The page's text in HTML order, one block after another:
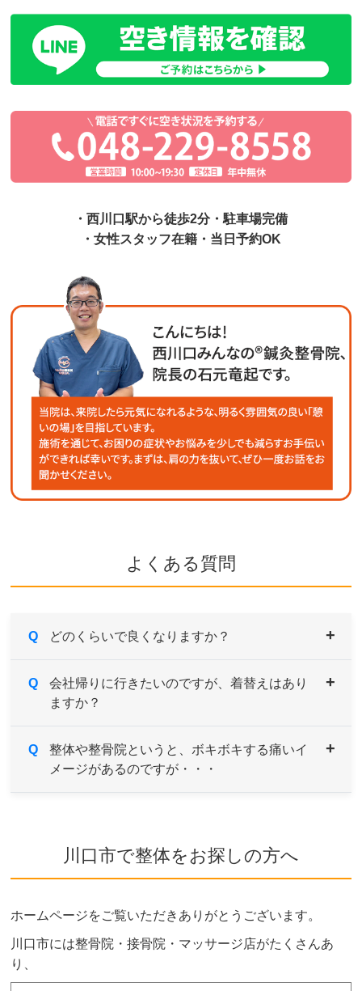
・西川口駅から徒歩2分・駐車場完備
・女性スタッフ在籍・当日予約OK
よくある質問
Q どのくらいで良くなりますか？
A
症状により異なりますが、痛みや違和感などがあ
るようでしたら続けてご来院していただき、経過
症状の原因である根本を改善していくためには、
約1～３ヶ月を目安とお考えください。
Q
会社帰りに行きたいのですが、着替えはあり
ますか？
A
男性用・女性用と共にご用意しております。サイ
ズも選べますのでお気軽にお申し付けください。
Q
整体や整骨院というと、ボキボキする痛いイ
メージがあるのですが・・・
ご希望や症状によりボキボキする矯正もあります
が、痛みを感じないよう熟練した施術家が対応し
ボキボキが苦手な方はお気軽にご相談ください。
川口市で整体をお探しの方へ
ホームページをご覧いただきありがとうございます。
川口市には整骨院・接骨院・マッサージ店がたくさんあ
り、